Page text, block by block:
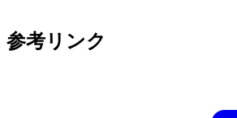
参考リンク